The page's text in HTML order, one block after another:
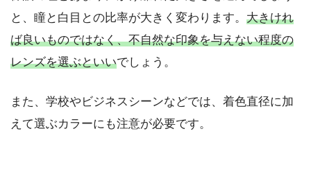
と、瞳と白目との比率が大きく変わります。 大きけれ
ば良いものではなく、不自然な印象を与えない程度の
レンズを選ぶといいでしょう。
また、学校やビジネスシーンなどでは、着色直径に加
えて選ぶカラーにも注意が必要です。